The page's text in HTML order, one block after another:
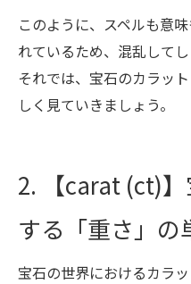
このように、スペルも意
れているため、混乱して
それでは、宝石のカラッ
しく見ていきましょう。
2. 【carat (ct)
する「重さ」の
宝石の世界におけるカラ